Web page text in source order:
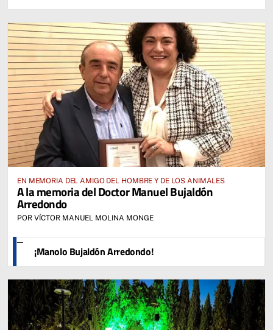
EN MEMORIA DEL AMIGO DEL HOMBRE Y DE LOS ANIMALES
A la memoria del Doctor Manuel Bujaldón
Arredondo
POR VÍCTOR MANUEL MOLINA MONGE
¡Manolo Bujaldón Arredondo!